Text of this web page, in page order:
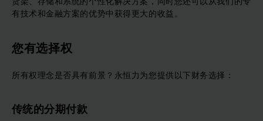
有技术和金融方案的优势中获得更大的收益。
您有选择权
所有权理念是否具有前景？永恒力为您提供以下财务选择：
传统的分期付款